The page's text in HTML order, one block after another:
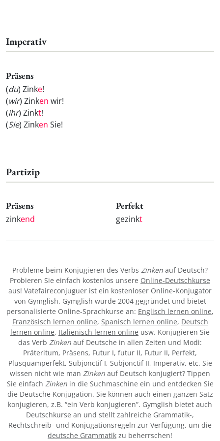
Imperativ
Präsens
(du) Zinke!
(wir) Zinken wir!
(ihr) Zinkt!
(Sie) Zinken Sie!
Partizip
Präsens
zinkend
Perfekt
gezinkt
Probleme beim Konjugieren des Verbs Zinken auf Deutsch?
Probieren Sie einfach kostenlos unsere Online-Deutschkurse
aus! Vatefaireconjuguer ist ein kostenloser Online-Konjugator
von Gymglish. Gymglish wurde 2004 gegründet und bietet
personalisierte Online-Sprachkurse an: Englisch lernen online,
Französisch lernen online, Spanisch lernen online, Deutsch
lernen online, Italienisch lernen online usw. Konjugieren Sie
das Verb Zinken auf Deutsche in allen Zeiten und Modi:
Präteritum, Präsens, Futur I, futur II, Futur II, Perfekt,
Plusquamperfekt, Subjonctif I, Subjonctif II, Imperativ, etc. Sie
wissen nicht wie man Zinken auf Deutsch konjugiert? Tippen
Sie einfach Zinkenin die Suchmaschine ein und entdecken Sie
die Deutsche Konjugation. Sie können auch einen ganzen Satz
konjugieren, z.B. “ein Verb konjugieren”. Gymglish bietet auch
Deutschkurse an und stellt zahlreiche Grammatik-,
Rechtschreib- und Konjugationsregeln zur Verfügung, um die
deutsche Grammatik zu beherrschen!